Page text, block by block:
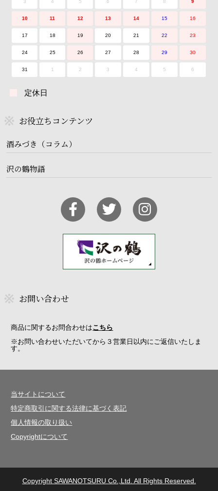
3 4 5 6 7 8 9
10 11 12 13 14 15 16
17 18 19 20 21 22 23
24 25 26 27 28 29 30
31 1 2 3 4 5 6
定休日
お役立ちコンテンツ
酒みづき（コラム）
沢の鶴物語
お問い合わせ
商品に関するお問合わせはこちら
※お問い合わせいただいてから３営業日以内にご返信いたしま
す。
当サイトについて
特定商取引に関する法律に基づく表記
個人情報の取り扱い
Copyrightについて
Copyright SAWANOTSURU Co.,Ltd. All Rights Reserved.